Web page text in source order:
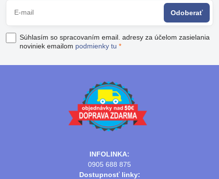
Odoberať
Súhlasím so spracovaním email. adresy za účelom zasielania
noviniek emailom podmienky tu *
INFOLINKA:
0905 688 875
Dostupnosť linky: